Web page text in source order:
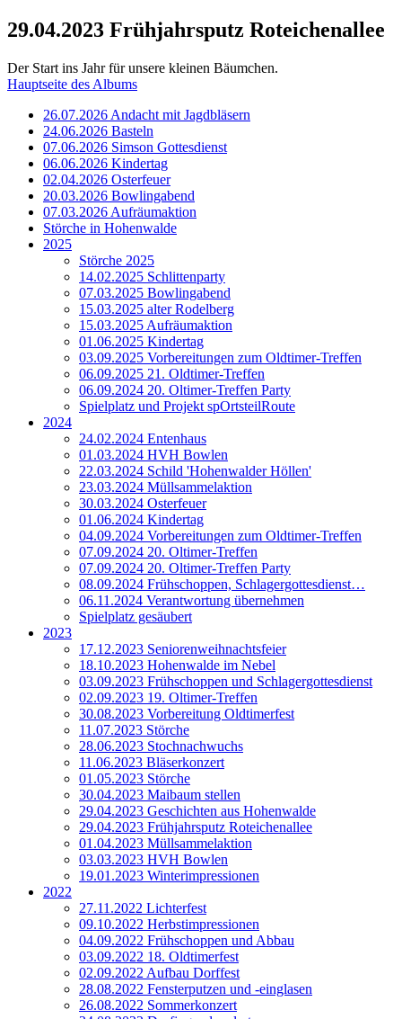
29.04.2023 Frühjahrsputz Roteichenallee
Der Start ins Jahr für unsere kleinen Bäumchen.
Hauptseite des Albums
26.07.2026 Andacht mit Jagdbläsern
24.06.2026 Basteln
07.06.2026 Simson Gottesdienst
06.06.2026 Kindertag
02.04.2026 Osterfeuer
20.03.2026 Bowlingabend
07.03.2026 Aufräumaktion
Störche in Hohenwalde
2025
Störche 2025
14.02.2025 Schlittenparty
07.03.2025 Bowlingabend
15.03.2025 alter Rodelberg
15.03.2025 Aufräumaktion
01.06.2025 Kindertag
03.09.2025 Vorbereitungen zum Oldtimer-Treffen
06.09.2025 21. Oldtimer-Treffen
06.09.2024 20. Oltimer-Treffen Party
Spielplatz und Projekt spOrtsteilRoute
2024
24.02.2024 Entenhaus
01.03.2024 HVH Bowlen
22.03.2024 Schild 'Hohenwalder Höllen'
23.03.2024 Müllsammelaktion
30.03.2024 Osterfeuer
01.06.2024 Kindertag
04.09.2024 Vorbereitungen zum Oldtimer-Treffen
07.09.2024 20. Oltimer-Treffen
07.09.2024 20. Oltimer-Treffen Party
08.09.2024 Frühschoppen, Schlagergottesdienst…
06.11.2024 Verantwortung übernehmen
Spielplatz gesäubert
2023
17.12.2023 Seniorenweihnachtsfeier
18.10.2023 Hohenwalde im Nebel
03.09.2023 Frühschoppen und Schlagergottesdienst
02.09.2023 19. Oltimer-Treffen
30.08.2023 Vorbereitung Oldtimerfest
11.07.2023 Störche
28.06.2023 Stochnachwuchs
11.06.2023 Bläserkonzert
01.05.2023 Störche
30.04.2023 Maibaum stellen
29.04.2023 Geschichten aus Hohenwalde
29.04.2023 Frühjahrsputz Roteichenallee
01.04.2023 Müllsammelaktion
03.03.2023 HVH Bowlen
19.01.2023 Winterimpressionen
2022
27.11.2022 Lichterfest
09.10.2022 Herbstimpressionen
04.09.2022 Frühschoppen und Abbau
03.09.2022 18. Oldtimerfest
02.09.2022 Aufbau Dorffest
28.08.2022 Fensterputzen und ‑einglasen
26.08.2022 Sommerkonzert